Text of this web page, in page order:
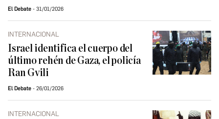
El Debate 31/01/2026
INTERNACIONAL
Israel identifica el cuerpo del
último rehén de Gaza, el policía
Ran Gvili
El Debate 26/01/2026
INTERNACIONAL